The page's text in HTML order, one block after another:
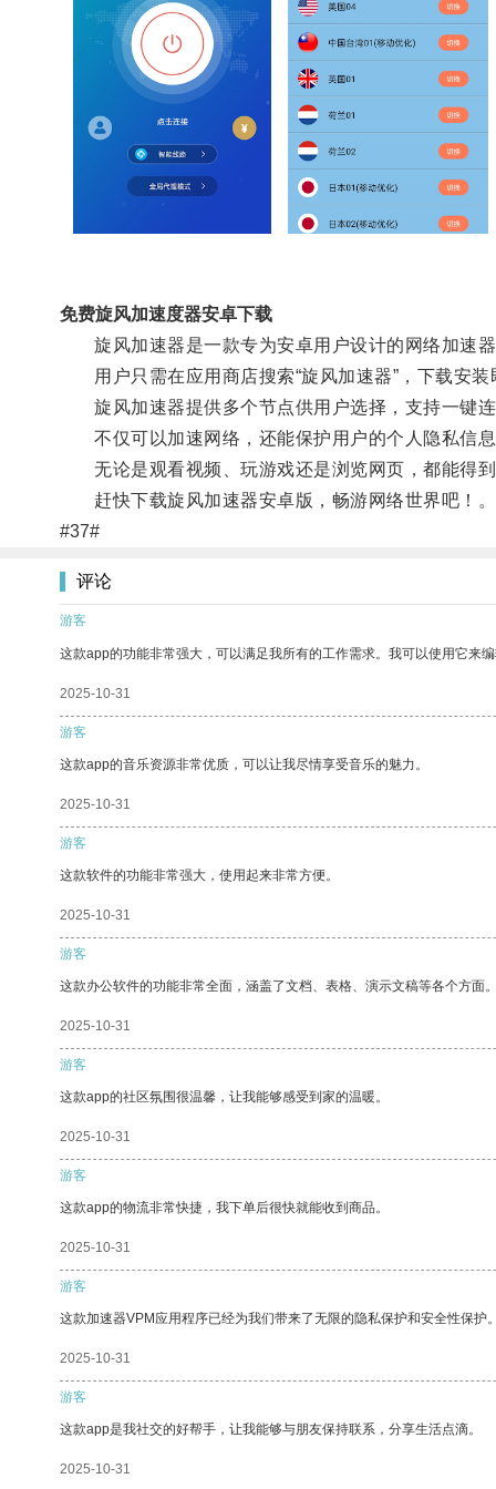
免费旋风加速度器安卓下载
旋风加速器是一款专为安卓用户设计的网络加速器
用户只需在应用商店搜索“旋风加速器”，下载安装
旋风加速器提供多个节点供用户选择，支持一键连
不仅可以加速网络，还能保护用户的个人隐私信息
无论是观看视频、玩游戏还是浏览网页，都能得
赶快下载旋风加速器安卓版，畅游网络世界吧！。
#37#
评论
游客
这款app的功能非常强大，可以满足我所有的工作需求。我可以使用它来
2025-10-31
游客
这款app的音乐资源非常优质，可以让我尽情享受音乐的魅力。
2025-10-31
游客
这款软件的功能非常强大，使用起来非常方便。
2025-10-31
游客
这款办公软件的功能非常全面，涵盖了文档、表格、演示文稿等各个方面
2025-10-31
游客
这款app的社区氛围很温馨，让我能够感受到家的温暖。
2025-10-31
游客
这款app的物流非常快捷，我下单后很快就能收到商品。
2025-10-31
游客
这款加速器VPM应用程序已经为我们带来了无限的隐私保护和安全性保护
2025-10-31
游客
这款app是我社交的好帮手，让我能够与朋友保持联系，分享生活点滴。
2025-10-31